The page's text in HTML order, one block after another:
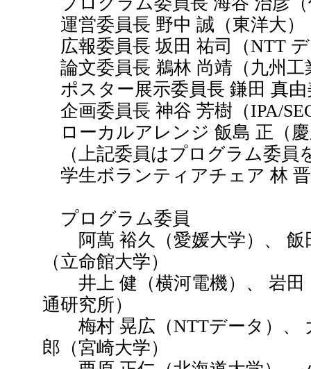
運営委員長 野中 誠（東洋大）
広報委員長 坂田 祐司（NTT
論文委員長 鵜林 尚靖（九州工
ポスター展示委員長 鎌田 真
企画委員長 神谷 芳樹（IPA/
ローカルアレンジ 飯島 正（
（上記委員はプログラム委員
学生ボランティアチェア 林
プログラム委員
阿萬 裕久（愛媛大学）、 飯
（立命館大学）
井上 健（横河電機）、 岩田
通研究所）
梅村 晃広（NTTデータ）、
郎（宮崎大学）